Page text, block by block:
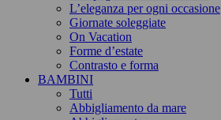
L’eleganza per ogni occasione
Giornate soleggiate
On Vacation
Forme d’estate
Contrasto e forma
BAMBINI
Tutti
Abbigliamento da mare